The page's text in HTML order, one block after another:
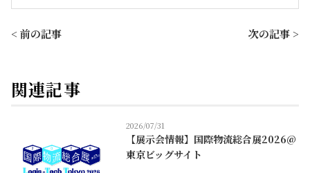
< 前の記事 次の記事 >
関連記事
2026/07/31
【展示会情報】国際物流総合展2026@
東京ビッグサイト